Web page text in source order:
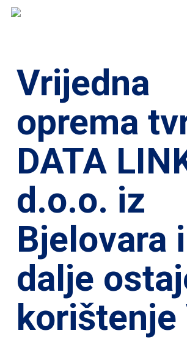
Skip
Vrijedna
oprema
DATA
d.o.o. iz
Bjelovara i
dalje
korištenje